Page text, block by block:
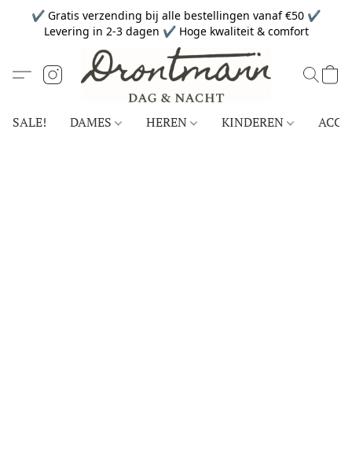
✔ Gratis verzending bij alle bestellingen vanaf €50 ✔
Levering in 2-3 dagen ✔ Hoge kwaliteit & comfort
SALE! DAMES HEREN KINDEREN